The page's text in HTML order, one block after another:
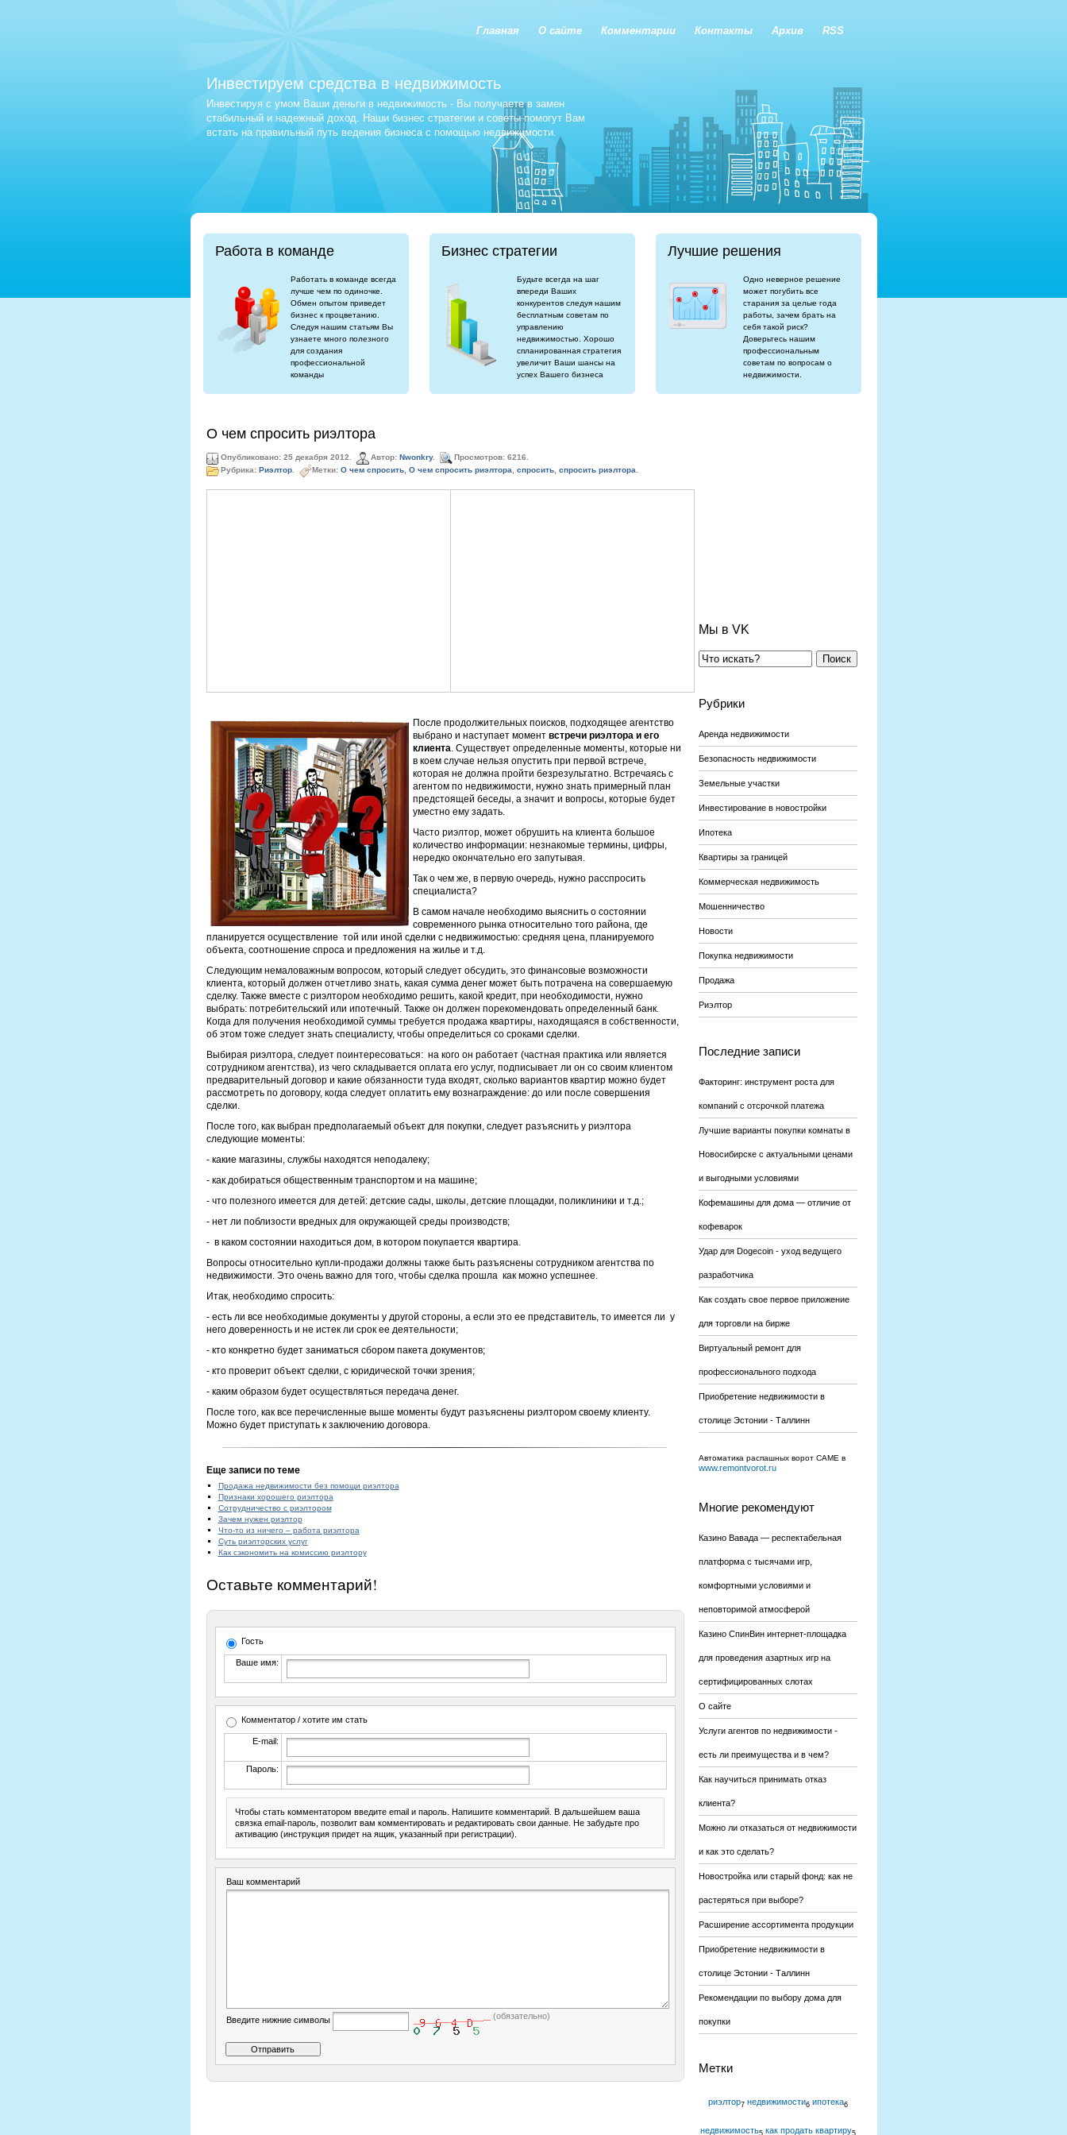
Главная О сайте Комментарии Контакты Архив RSS
Инвестируем средства в недвижимость
Инвестируя с умом Ваши деньги в недвижимость - Вы получаете в замен
стабильный и надежный доход. Наши бизнес стратегии и советы помогут Вам
встать на правильный путь ведения бизнеса с помощью недвижимости.
Работа в команде
Работать в команде всегда
лучше чем по одиночке.
Обмен опытом приведет
бизнес к процветанию.
Следуя нашим статьям Вы
узнаете много полезного
для создания
профессиональной
команды
Бизнес стратегии
Будьте всегда на шаг
впереди Ваших
конкурентов следуя нашим
бесплатным советам по
управлению
недвижимостью. Хорошо
спланированная стратегия
увеличит Ваши шансы на
успех Вашего бизнеса
Лучшие решения
Одно неверное решение
может погубить все
старания за целые года
работы, зачем брать на
себя такой риск?
Доверьтесь нашим
профессиональным
советам по вопросам о
недвижимости.
О чем спросить риэлтора
Опубликовано: 25 декабря 2012. Автор: Nwonkry.
Просмотров: 6216.
Рубрика: Риэлтор. Метки: О чем спросить, О чем спросить риэлтора спросить, спросить риэлтора
После продолжительных поисков, подходящее агентство
выбрано и наступает момент встречи риэлтора и его
клиента. Существует определенные моменты, которые ни
в коем случае нельзя опустить при первой встрече,
которая не должна пройти безрезультатно. Встречаясь с
агентом по недвижимости, нужно знать примерный план
предстоящей беседы, а значит и вопросы, которые будет
уместно ему задать.
Часто риэлтор, может обрушить на клиента большое
количество информации: незнакомые термины, цифры,
нередко окончательно его запутывая.
Так о чем же, в первую очередь, нужно расспросить
специалиста?
В самом начале необходимо выяснить о состоянии
современного рынка относительно того района, где
планируется осуществление той или иной сделки с недвижимостью: средняя цена, планируемого
объекта, соотношение спроса и предложения на жилье и т.д.
Следующим немаловажным вопросом, который следует обсудить, это финансовые возможности
клиента, который должен отчетливо знать, какая сумма денег может быть потрачена на совершаемую
сделку. Также вместе с риэлтором необходимо решить, какой кредит, при необходимости, нужно
выбрать: потребительский или ипотечный. Также он должен порекомендовать определенный банк.
Когда для получения необходимой суммы требуется продажа квартиры, находящаяся в собственности,
об этом тоже следует знать специалисту, чтобы определиться со сроками сделки.
Выбирая риэлтора, следует поинтересоваться: на кого он работает (частная практика или является
сотрудником агентства), из чего складывается оплата его услуг, подписывает ли он со своим клиентом
предварительный договор и какие обязанности туда входят, сколько вариантов квартир можно будет
рассмотреть по договору, когда следует оплатить ему вознаграждение: до или после совершения
сделки.
После того, как выбран предполагаемый объект для покупки, следует разъяснить у риэлтора
следующие моменты:
- какие магазины, службы находятся неподалеку;
- как добираться общественным транспортом и на машине;
- что полезного имеется для детей: детские сады, школы, детские площадки, поликлиники и т.д.;
- нет ли поблизости вредных для окружающей среды производств;
- в каком состоянии находиться дом, в котором покупается квартира.
Вопросы относительно купли-продажи должны также быть разъяснены сотрудником агентства по
недвижимости. Это очень важно для того, чтобы сделка прошла как можно успешнее.
Итак, необходимо спросить:
- есть ли все необходимые документы у другой стороны, а если это ее представитель, то имеется ли у
него доверенность и не истек ли срок ее деятельности;
- кто конкретно будет заниматься сбором пакета документов;
- кто проверит объект сделки, с юридической точки зрения;
- каким образом будет осуществляться передача денег.
После того, как все перечисленные выше моменты будут разъяснены риэлтором своему клиенту.
Можно будет приступать к заключению договора.
Еще записи по теме
Продажа недвижимости без помощи риэлтора
Признаки хорошего риэлтора
Сотрудничество с риэлтором
Зачем нужен риэлтор
Что-то из ничего – работа риэлтора
Суть риэлторских услуг
Как сэкономить на комиссию риэлтору
Оставьте комментарий!
Гость
Ваше имя:
Комментатор / хотите им стать
E-mail:
Пароль:
Чтобы стать комментатором введите email и пароль. Напишите комментарий. В дальшейшем ваша
связка email-пароль, позволит вам комментировать и редактировать свои данные. Не забудьте про
активацию (инструкция придет на ящик, указанный при регистрации).
Ваш комментарий
Введите нижние символы (обязательно)
Мы в VK
Поиск
Рубрики
Аренда недвижимости
Безопасность недвижимости
Земельные участки
Инвестирование в новостройки
Ипотека
Квартиры за границей
Коммерческая недвижимость
Мошенничество
Новости
Покупка недвижимости
Продажа
Риэлтор
Последние записи
Факторинг: инструмент роста для
компаний с отсрочкой платежа
Лучшие варианты покупки комнаты в
Новосибирске с актуальными ценами
и выгодными условиями
Кофемашины для дома — отличие от
кофеварок
Удар для Dogecoin - уход ведущего
разработчика
Как создать свое первое приложение
для торговли на бирже
Виртуальный ремонт для
профессионального подхода
Приобретение недвижимости в
столице Эстонии - Таллинн
Автоматика распашных ворот CAME в
www.remontvorot.ru
Многие рекомендуют
Казино Вавада — респектабельная
платформа с тысячами игр,
комфортными условиями и
неповторимой атмосферой
Казино СпинВин интернет-площадка
для проведения азартных игр на
сертифицированных слотах
О сайте
Услуги агентов по недвижимости -
есть ли преимущества и в чем?
Как научиться принимать отказ
клиента?
Можно ли отказаться от недвижимости
и как это сделать?
Новостройка или старый фонд: как не
растеряться при выборе?
Расширение ассортимента продукции
Приобретение недвижимости в
столице Эстонии - Таллинн
Рекомендации по выбору дома для
покупки
Метки
риэлтор7 недвижимости6 ипотека6
недвижимость5 как продать квартиру5